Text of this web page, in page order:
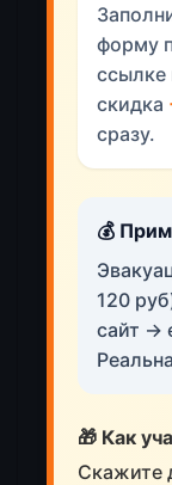
форму
скидка
сразу.
💰
120
сайт →
🎁 Как
Скажите